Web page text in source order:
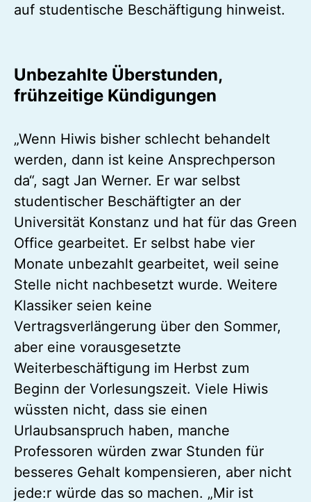
auf studentische Beschäftigung hinweist.
Unbezahlte Überstunden,
frühzeitige Kündigungen
„Wenn Hiwis bisher schlecht behandelt
werden, dann ist keine Ansprechperson
da“, sagt Jan Werner. Er war selbst
studentischer Beschäftigter an der
Universität Konstanz und hat für das Green
Office gearbeitet. Er selbst habe vier
Monate unbezahlt gearbeitet, weil seine
Stelle nicht nachbesetzt wurde. Weitere
Klassiker seien keine
Vertragsverlängerung über den Sommer,
aber eine vorausgesetzte
Weiterbeschäftigung im Herbst zum
Beginn der Vorlesungszeit. Viele Hiwis
wüssten nicht, dass sie einen
Urlaubsanspruch haben, manche
Professoren würden zwar Stunden für
besseres Gehalt kompensieren, aber nicht
jede:r würde das so machen. „Mir ist